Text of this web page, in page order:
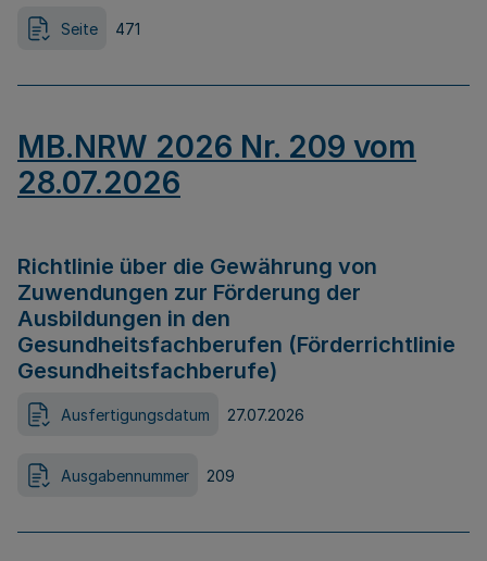
Seite 471
MB.NRW 2026 Nr. 209 vom
28.07.2026
Richtlinie über die Gewährung von
Zuwendungen zur Förderung der
Ausbildungen in den
Gesundheitsfachberufen (Förderrichtlinie
Gesundheitsfachberufe)
Ausfertigungsdatum 27.07.2026
Ausgabennummer 209